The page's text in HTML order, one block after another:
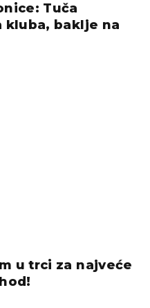
Tuča
kluba, baklje na
u trci za najveće